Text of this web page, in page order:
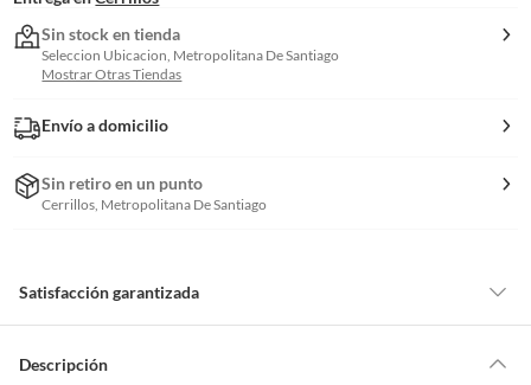
Sin stock en tienda
Seleccion Ubicacion, Metropolitana De Santiago
Mostrar Otras Tiendas
Envío a domicilio
Sin retiro en un punto
Cerrillos, Metropolitana De Santiago
Satisfacción garantizada
de la compra.
Descripción